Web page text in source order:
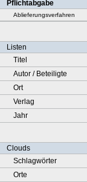
Pflichtabgabe
Ablieferungsverfahren
Listen
Titel
Autor / Beteiligte
Ort
Verlag
Jahr
Clouds
Schlagwörter
Orte